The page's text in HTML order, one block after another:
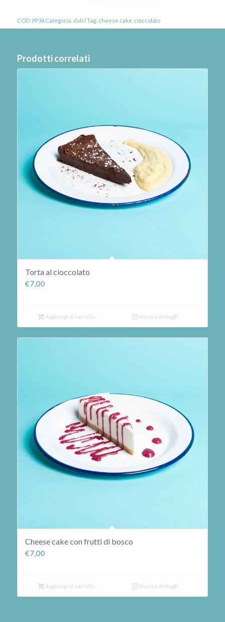
COD: PP34 Categoria: dolci Tag: cheese cake cioccolato
Prodotti correlati
Torta al cioccolato
€7,00
Aggiungi al carrello Mostra dettagli
Cheese cake con frutti di bosco
€7,00
Aggiungi al carrello Mostra dettagli